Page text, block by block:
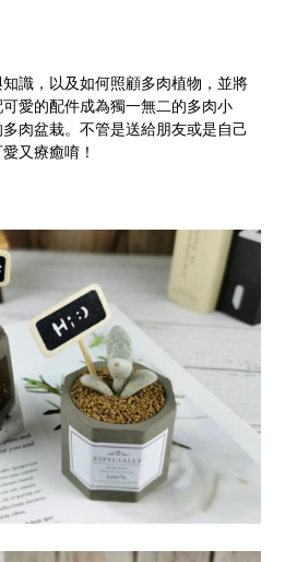
識，以及如何照顧多肉植物，並將
愛的配件成為獨一無二的多肉小
肉盆栽。不管是送給朋友或是自己
又療癒唷！